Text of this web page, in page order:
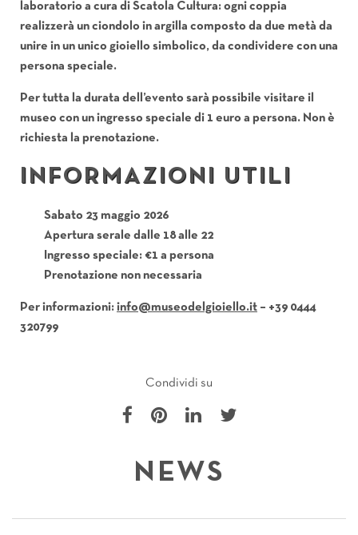
laboratorio a cura di Scatola Cultura: ogni coppia
realizzerà un ciondolo in argilla composto da due metà da
unire in un unico gioiello simbolico, da condividere con una
persona speciale.
Per tutta la durata dell’evento sarà possibile visitare il
museo con un ingresso speciale di 1 euro a persona. Non è
richiesta la prenotazione.
INFORMAZIONI UTILI
Sabato 23 maggio 2026
Apertura serale dalle 18 alle 22
Ingresso speciale: €1 a persona
Prenotazione non necessaria
Per informazioni:
– +39 0444
320799
Condividi su
NEWS